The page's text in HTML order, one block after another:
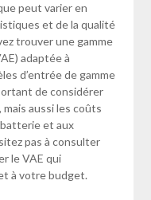
peut varier en
et de la qualité
trouver une gamme
adaptée à
d’entrée de gamme
de considérer
aussi les coûts
batterie et aux
pas à consulter
le VAE qui
à votre budget.